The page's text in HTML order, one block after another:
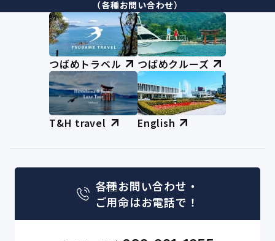
（各種お問い合わせ）
つばめトラベル つばめクルーズ
T&H travel English
各種お問い合わせ・
ご用命はお電話で！